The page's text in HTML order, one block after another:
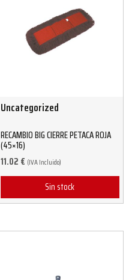
Uncategorized
RECAMBIO BIG CIERRE PETACA ROJA
(45×16)
11.02 € (IVA Incluido)
Sin stock